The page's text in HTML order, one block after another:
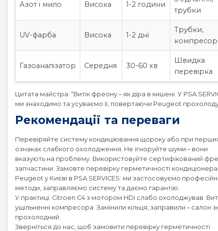
Азот і мило Висока 1-2 години
трубки
UV-фарба Висока 1-2 дні
Трубки,
компресор
Газоаналізатор Середня 30-60 хв
Швидка
перевірка
Цитата майстра: “Витік фреону – як діра в кишені. У
ми знаходимо та усуваємо її, повертаючи Peugeot
Рекомендації та переваги
Перевіряйте систему кондиціювання щороку або при
ознаках слабкого охолодження. Не ігноруйте шуми – вони
вказують на проблему. Використовуйте сертифікований
запчастини. Замовте перевірку герметичності кондиціонера
Peugeot у Києві в PSA.SERVICES: ми застосовуємо
методи, заправляємо систему та даємо гарантію.
У практиці: Citroen C4 з мотором HDi слабо охолоджував.
ущільненні компресора. Замінили кільця, заправили – салон
прохолодний.
Зверніться до нас, щоб замовити перевірку герметичності